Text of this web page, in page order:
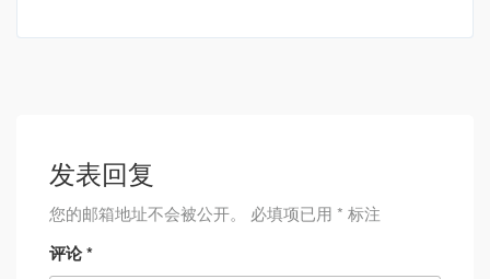
发表回复
您的邮箱地址不会被公开。 必填项已用 * 标注
评论*